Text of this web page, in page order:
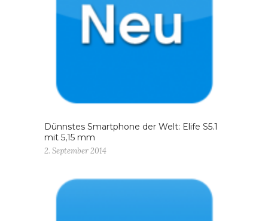
Dünnstes Smartphone der Welt: Elife S5.1
mit 5,15 mm
2. September 2014